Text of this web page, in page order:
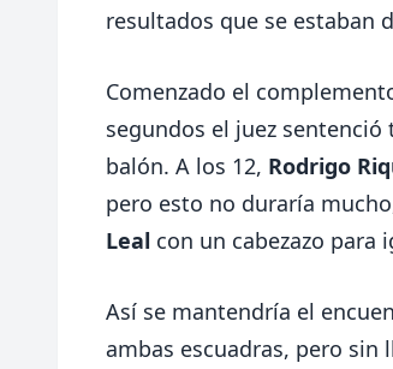
resultados que se estaban
Comenzado el
segundos el juez
balón. A los 12, Rodrigo
pero esto no duraría
Leal con un cabezazo para
Así se mantendría el
ambas escuadras, pero sin